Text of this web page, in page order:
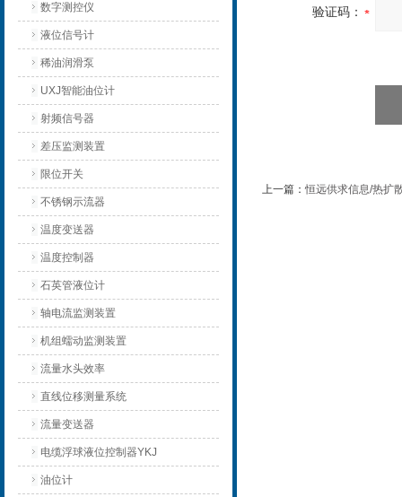
数字测控仪
液位信号计
稀油润滑泵
UXJ智能油位计
射频信号器
差压监测装置
限位开关
不锈钢示流器
温度变送器
温度控制器
石英管液位计
轴电流监测装置
机组蠕动监测装置
流量水头效率
直线位移测量系统
流量变送器
电缆浮球液位控制器YKJ
油位计
验证码：
上一篇：恒远供求信息/热扩